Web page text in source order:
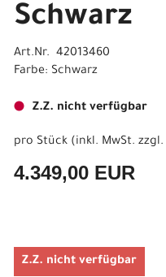
Schwarz
Art.Nr. 42013460
Farbe: Schwarz
Z.Z. nicht verfügbar
pro Stück (inkl. MwSt. zzgl.
4.349,00 EUR
Z.Z. nicht verfügbar